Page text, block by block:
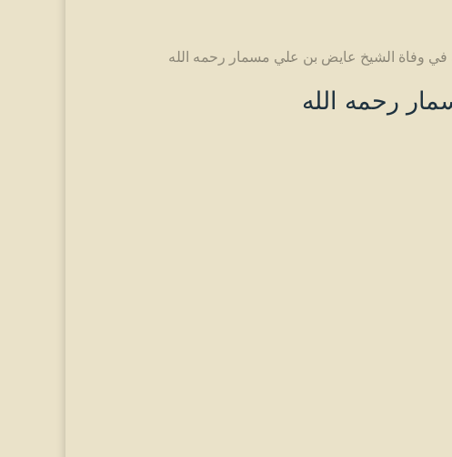
في وفاة الشيخ عايض بن علي مسمار رحمه الله
رحمه الله